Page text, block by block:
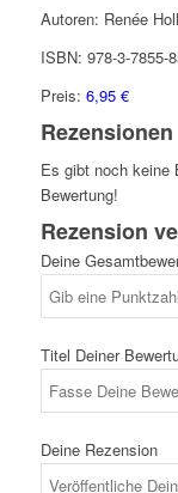
Autoren: Renée
ISBN: 978-3-7855-
Preis: 6,95 €
Rezensionen
Es gibt noch keine
Bewertung!
Rezension
Deine
Titel Deiner
Deine Rezension